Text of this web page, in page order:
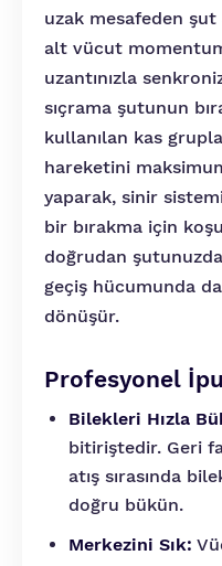
uzak mesafeden
alt vücut
uzantınızla
sıçrama şutunun
kullanılan kas
hareketini
yaparak, sinir
bir bırakma için
doğrudan
geçiş hücumunda
dönüşür.
Profesyonel
Bilekleri Hızla
bitiriştedir. Geri
atış sırasında
doğru bükün.
Merkezini Sık: